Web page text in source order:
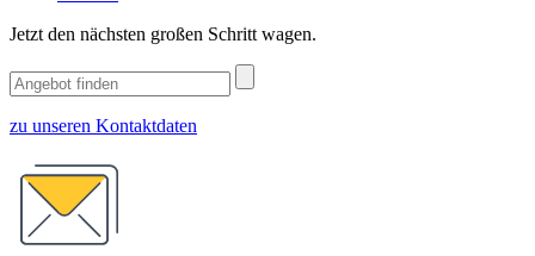
Jetzt den nächsten großen Schritt wagen.
zu unseren Kontaktdaten